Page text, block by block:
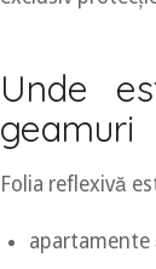
Unde
geamuri
Folia reflexivă
apartamente